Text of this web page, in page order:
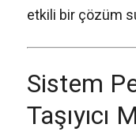
etkili bir çözüm
Sistem
Taşıyıcı